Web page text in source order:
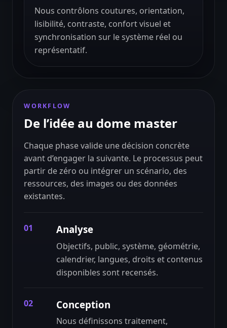
Nous contrôlons coutures, orientation,
lisibilité, contraste, confort visuel et
synchronisation sur le système réel ou
représentatif.
WORKFLOW
De l’idée au dome master
Chaque phase valide une décision concrète
avant d’engager la suivante. Le processus peut
partir de zéro ou intégrer un scénario, des
ressources, des images ou des données
existantes.
01 Analyse
Objectifs, public, système, géométrie,
calendrier, langues, droits et contenus
disponibles sont recensés.
02 Conception
Nous définissons traitement,